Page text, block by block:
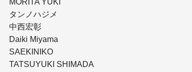
MORITA YUKI
タンノハジメ
中西宏彰
Daiki Miyama
SAEKINIKO
TATSUYUKI SHIMADA